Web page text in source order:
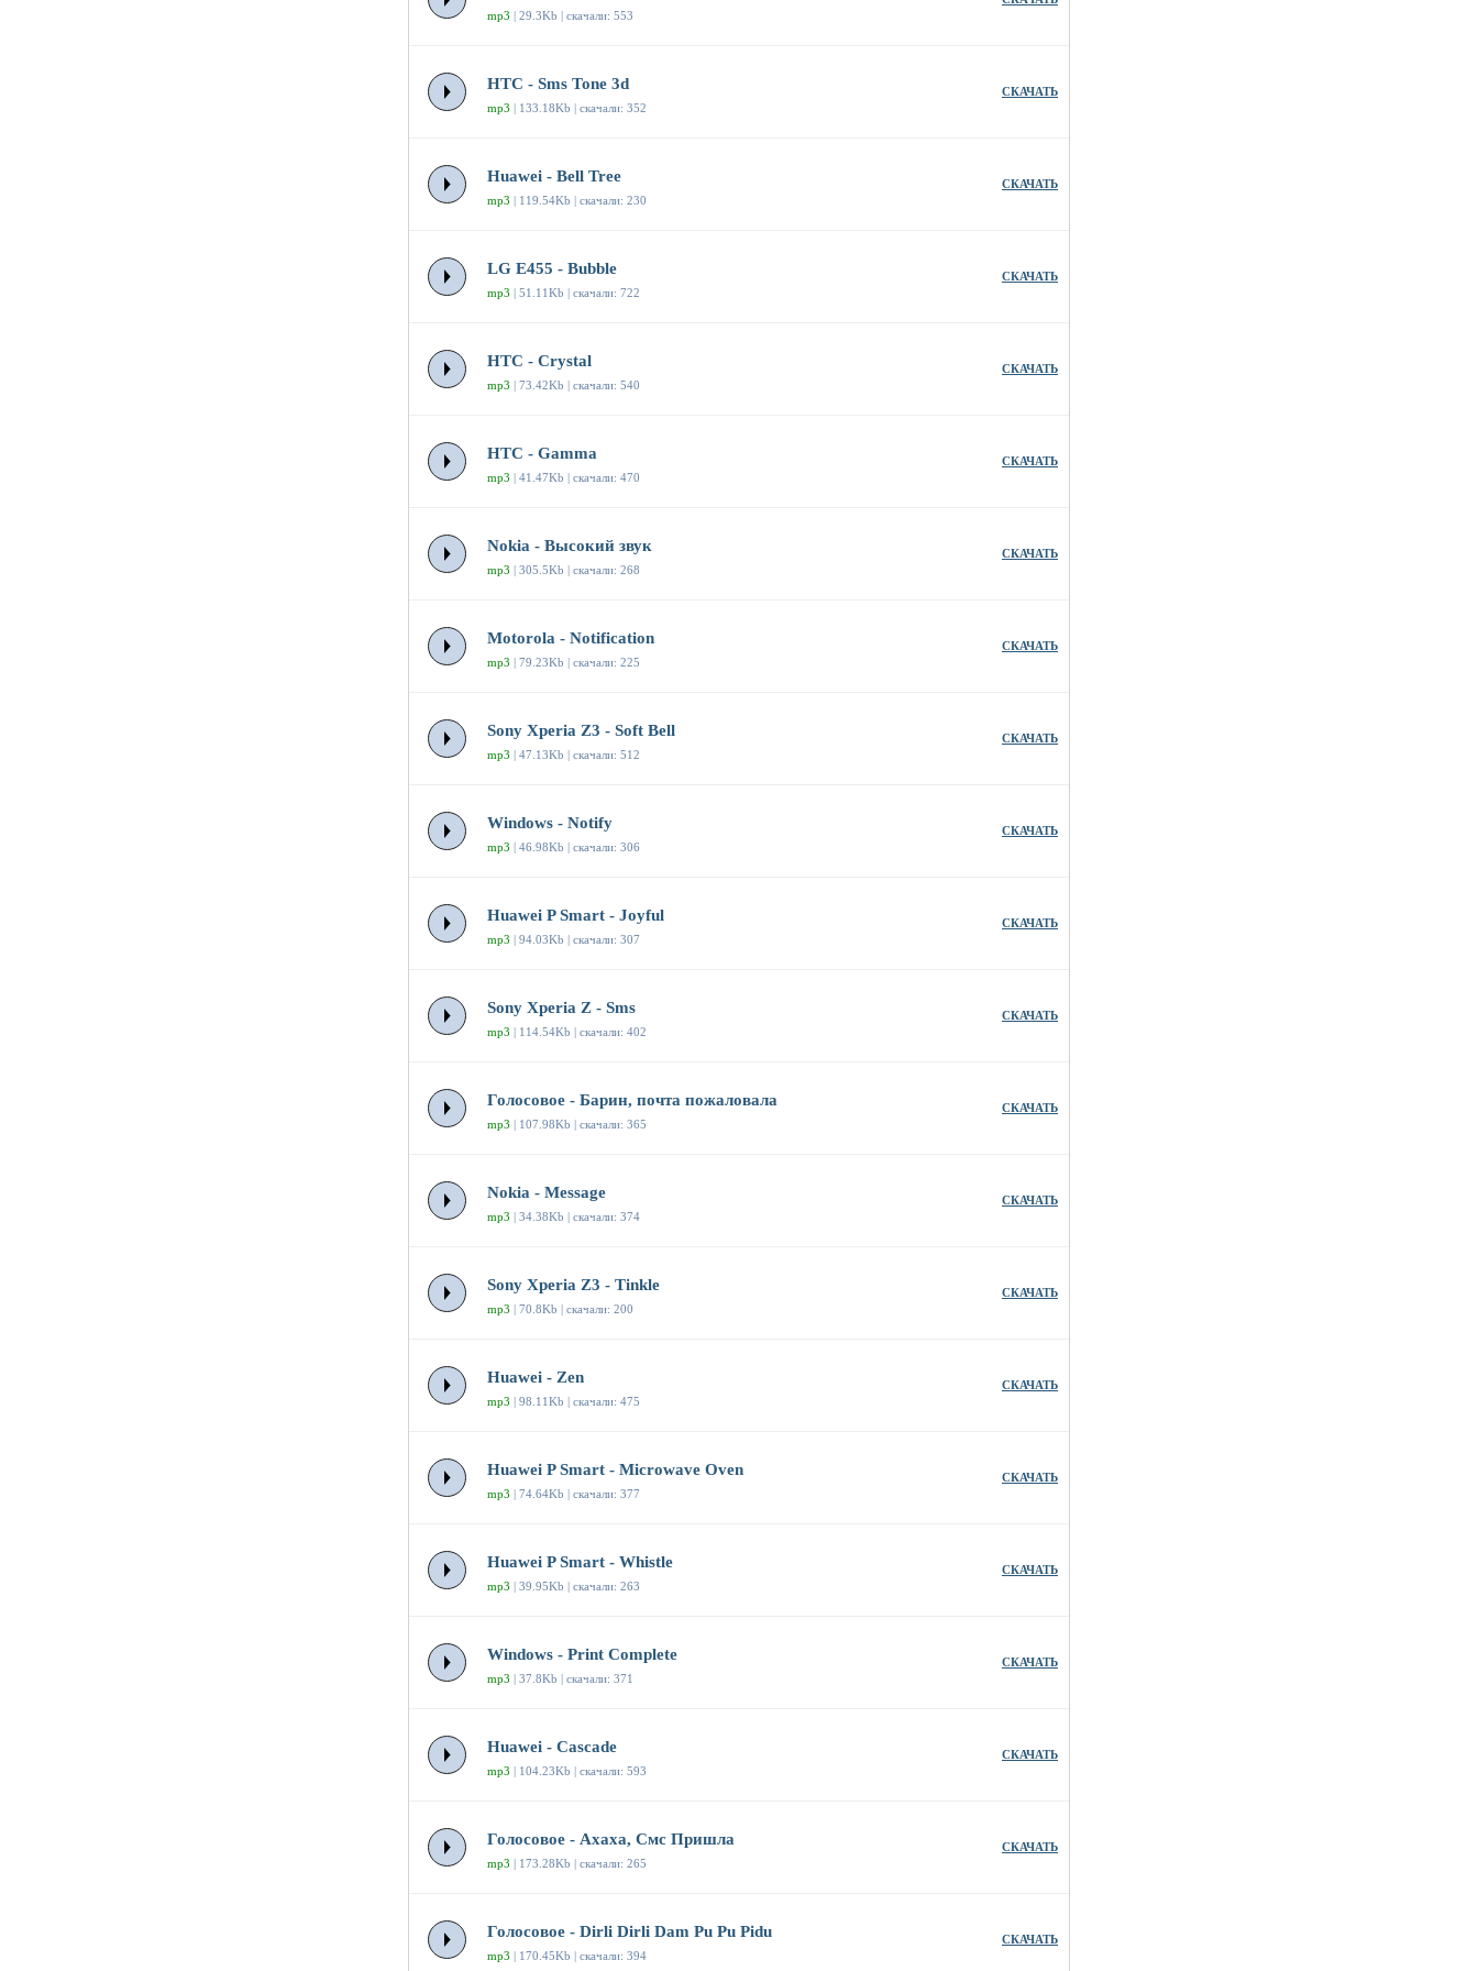
mp3 | 29.3Kb | скачали: 553
HTC - Sms Tone 3d
mp3 | 133.18Kb | скачали: 352
СКАЧАТЬ
Huawei - Bell Tree
mp3 | 119.54Kb | скачали: 230
СКАЧАТЬ
LG E455 - Bubble
mp3 | 51.11Kb | скачали: 722
СКАЧАТЬ
HTC - Crystal
mp3 | 73.42Kb | скачали: 540
СКАЧАТЬ
HTC - Gamma
mp3 | 41.47Kb | скачали: 470
СКАЧАТЬ
Nokia - Высокий звук
mp3 | 305.5Kb | скачали: 268
СКАЧАТЬ
Motorola - Notification
mp3 | 79.23Kb | скачали: 225
СКАЧАТЬ
Sony Xperia Z3 - Soft Bell
mp3 | 47.13Kb | скачали: 512
СКАЧАТЬ
Windows - Notify
mp3 | 46.98Kb | скачали: 306
СКАЧАТЬ
Huawei P Smart - Joyful
mp3 | 94.03Kb | скачали: 307
СКАЧАТЬ
Sony Xperia Z - Sms
mp3 | 114.54Kb | скачали: 402
СКАЧАТЬ
Голосовое - Барин, почта пожаловала
mp3 | 107.98Kb | скачали: 365
СКАЧАТЬ
Nokia - Message
mp3 | 34.38Kb | скачали: 374
СКАЧАТЬ
Sony Xperia Z3 - Tinkle
mp3 | 70.8Kb | скачали: 200
СКАЧАТЬ
Huawei - Zen
mp3 | 98.11Kb | скачали: 475
СКАЧАТЬ
Huawei P Smart - Microwave Oven
mp3 | 74.64Kb | скачали: 377
СКАЧАТЬ
Huawei P Smart - Whistle
mp3 | 39.95Kb | скачали: 263
СКАЧАТЬ
Windows - Print Complete
mp3 | 37.8Kb | скачали: 371
СКАЧАТЬ
Huawei - Cascade
mp3 | 104.23Kb | скачали: 593
СКАЧАТЬ
Голосовое - Ахаха, Смс Пришла
mp3 | 173.28Kb | скачали: 265
СКАЧАТЬ
Голосовое - Dirli Dirli Dam Pu Pu Pidu
mp3 | 170.45Kb | скачали: 394
СКАЧАТЬ